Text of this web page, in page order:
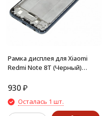
Рамка дисплея для Xiaomi
Redmi Note 8T (Черный)
930₽
Осталась 1 шт.